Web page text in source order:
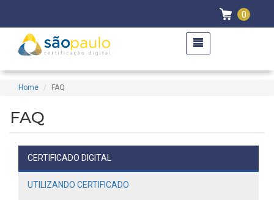
0
Home FAQ
FAQ
CERTIFICADO DIGITAL
UTILIZANDO CERTIFICADO